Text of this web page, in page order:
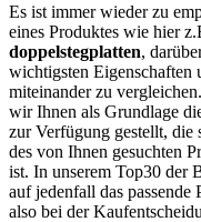
Es ist immer wieder zu
eines Produktes wie hier
doppelstegplatten,
wichtigsten Eigenschaften
miteinander zu
wir Ihnen als Grundlage
zur Verfügung gestellt, die
des von Ihnen gesuchten
ist. In unserem Top30 der
auf jedenfall das
also bei der